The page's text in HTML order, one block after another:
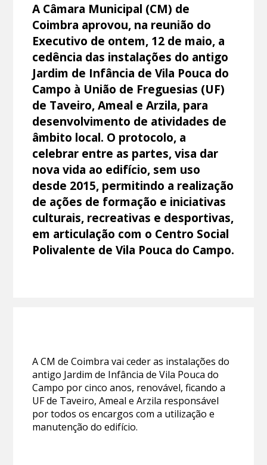
A Câmara Municipal (CM) de
Coimbra aprovou, na reunião do
Executivo de ontem, 12 de maio, a
cedência das instalações do antigo
Jardim de Infância de Vila Pouca do
Campo à União de Freguesias (UF)
de Taveiro, Ameal e Arzila, para
desenvolvimento de atividades de
âmbito local. O protocolo, a
celebrar entre as partes, visa dar
nova vida ao edifício, sem uso
desde 2015, permitindo a realização
de ações de formação e iniciativas
culturais, recreativas e desportivas,
em articulação com o Centro Social
Polivalente de Vila Pouca do Campo.
A CM de Coimbra vai ceder as instalações do
antigo Jardim de Infância de Vila Pouca do
Campo por cinco anos, renovável, ficando a
UF de Taveiro, Ameal e Arzila responsável
por todos os encargos com a utilização e
manutenção do edifício.